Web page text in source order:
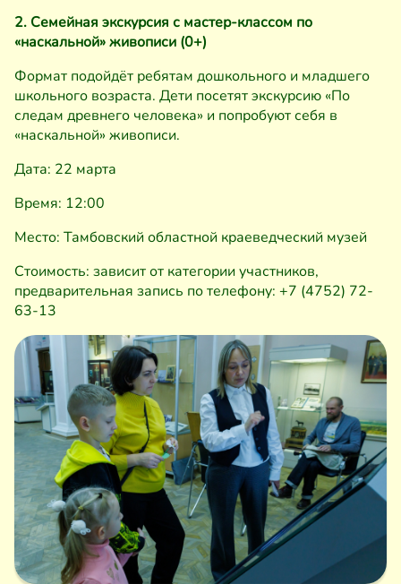
2. Семейная экскурсия с мастер-классом по
«наскальной» живописи (0+)
Формат подойдёт ребятам дошкольного и младшего
школьного возраста. Дети посетят экскурсию «По
следам древнего человека» и попробуют себя в
«наскальной» живописи.
Дата: 22 марта
Время: 12:00
Место: Тамбовский областной краеведческий музей
Стоимость: зависит от категории участников,
предварительная запись по телефону: +7 (4752) 72-
63-13